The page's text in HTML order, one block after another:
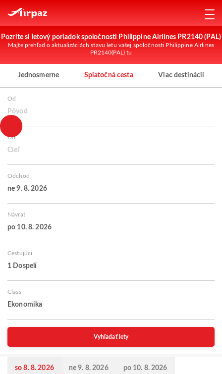
Pozrite si letový poriadok spoločnosti Philippine Airlines PR2140 (PAL)
Majte prehľad o aktualizáciách stavu letu vašej spoločnosti Philippine Airlines
PR2140(PAL) tu
Jednosmerne Spiatočná cesta Viac destinácií
Od
Pôvod
Do
Cieľ
Odchod
ne 9. 8. 2026
Návrat
po 10. 8. 2026
Cestujúci
1 Dospelí
Class
Ekonomika
Vyhľadať lety
so 8. 8. 2026 ne 9. 8. 2026 po 10. 8. 2026